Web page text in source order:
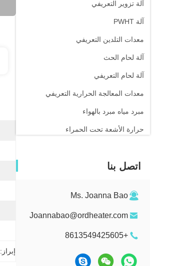
آلة تزوير التعريفي
آلة PWHT
معدات التلدين التعريفي
آلة لحام الحث
آلة لحام التعريفي
معدات المعالجة الحرارية التعريفي
مبرد مياه مبرد بالهواء
حرارة الأشعة تحت الحمراء
اتصل بنا
Ms. Joanna Bao
Joannabao@ordheater.com
+8613549425605
إبراز: